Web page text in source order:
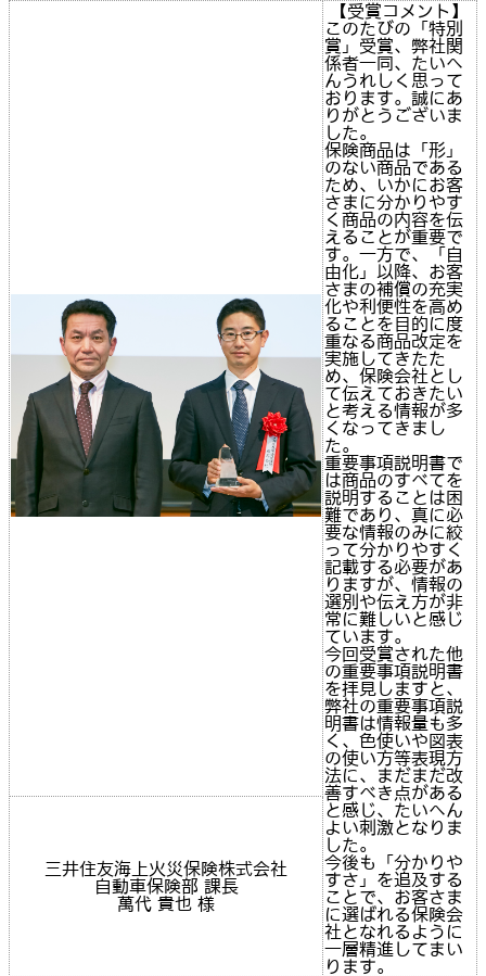
【受賞コメント】
このたびの「特別
賞」受賞、弊社関
係者一同、たいへ
んうれしく思って
おります。誠にあ
りがとうございま
した。
保険商品は「形」
のない商品である
ため、いかにお客
さまに分かりやす
く商品の内容を伝
えることが重要で
す。一方で、「自
由化」以降、お客
さまの補償の充実
化や利便性を高め
ることを目的に度
重なる商品改定を
実施してきたた
め、保険会社とし
て伝えておきたい
と考える情報が多
くなってきまし
た。
重要事項説明書で
は商品のすべてを
説明することは困
難であり、真に必
要な情報のみに絞
って分かりやすく
記載する必要があ
りますが、情報の
選別や伝え方が非
常に難しいと感じ
ています。
今回受賞された他
の重要事項説明書
を拝見しますと、
弊社の重要事項説
明書は情報量も多
く、色使いや図表
の使い方等表現方
法に、まだまだ改
善すべき点がある
と感じ、たいへん
よい刺激となりま
した。
今後も「分かりや
すさ」を追及する
ことで、お客さま
に選ばれる保険会
社となれるように
一層精進してまい
ります。
三井住友海上火災保険株式会社
自動車保険部 課長
萬代 貴也 様